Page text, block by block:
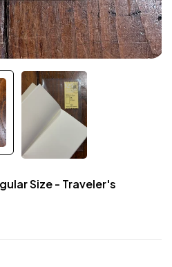
Size - Traveler's